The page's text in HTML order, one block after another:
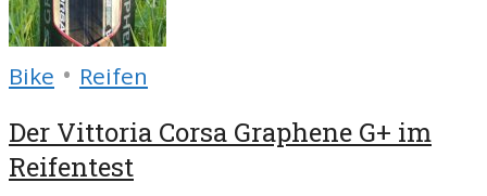
Bike • Reifen
Der Vittoria Corsa Graphene G+ im
Reifentest